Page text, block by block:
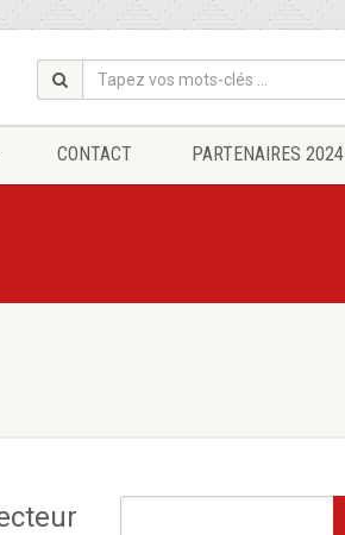
CONTACT PARTENAIRES 2024